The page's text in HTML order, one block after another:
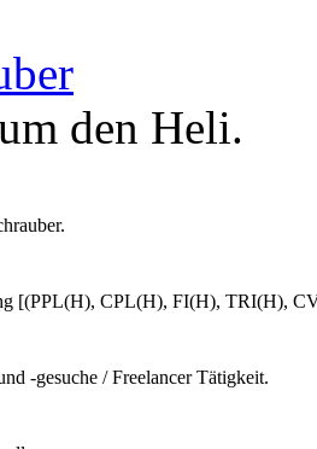
den Heli.
[(PPL(H), CPL(H), FI(H), TRI(H),
-gesuche / Freelancer Tätigkeit.